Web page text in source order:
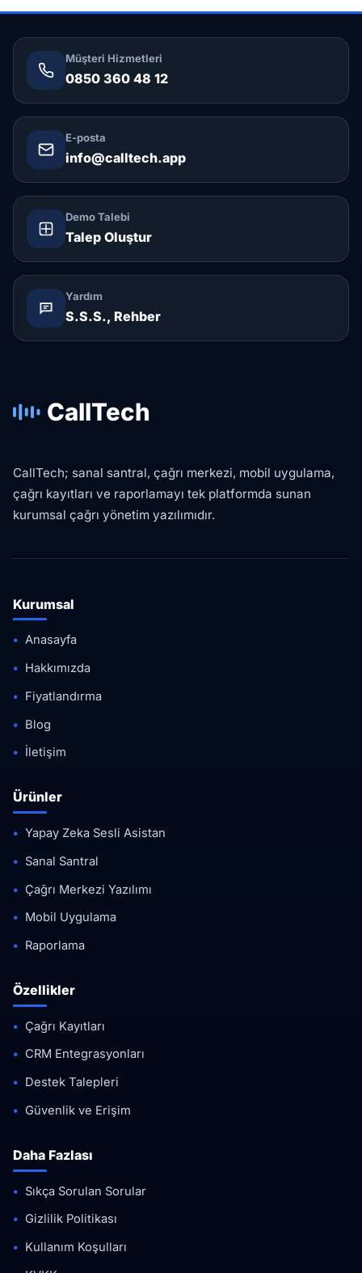
Müşteri Hizmetleri
0850 360 48 12
E-posta
info@calltech.app
Demo Talebi
Talep Oluştur
Yardım
S.S.S., Rehber
CallTech
CallTech; sanal santral, çağrı merkezi, mobil uygulama,
çağrı kayıtları ve raporlamayı tek platformda sunan
kurumsal çağrı yönetim yazılımıdır.
Kurumsal
Anasayfa
Hakkımızda
Fiyatlandırma
Blog
İletişim
Ürünler
Yapay Zeka Sesli Asistan
Sanal Santral
Çağrı Merkezi Yazılımı
Mobil Uygulama
Raporlama
Özellikler
Çağrı Kayıtları
CRM Entegrasyonları
Destek Talepleri
Güvenlik ve Erişim
Daha Fazlası
Sıkça Sorulan Sorular
Gizlilik Politikası
Kullanım Koşulları